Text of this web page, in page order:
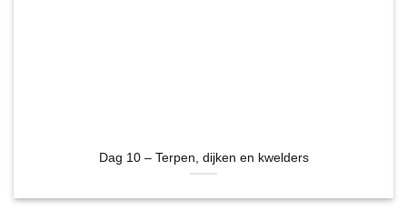
Dag 10 – Terpen, dijken en kwelders